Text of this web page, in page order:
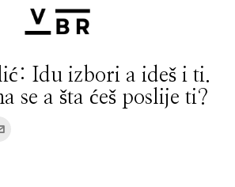
Idu izbori a ideš i ti.
se a šta ćeš poslije ti?